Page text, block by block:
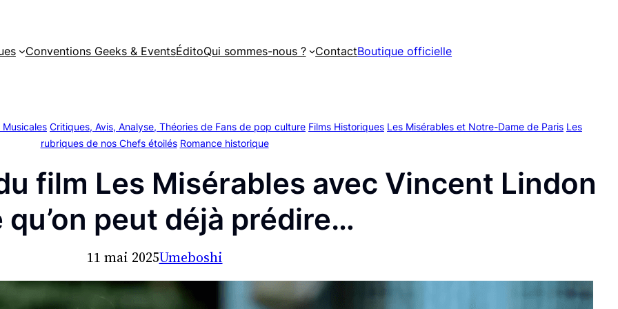
Conventions Geeks & EventsÉditoQui sommes-nous ? ContactBoutique officielle
Musicales Critiques, Avis, Analyse, Théories de Fans de pop culture Films Historiques Les Misérables et Notre-Dame de Paris Les
rubriques de nos Chefs étoilés Romance historique
film Les Misérables avec Vincent Lindon
qu’on peut déjà prédire…
11 mai 2025Umeboshi